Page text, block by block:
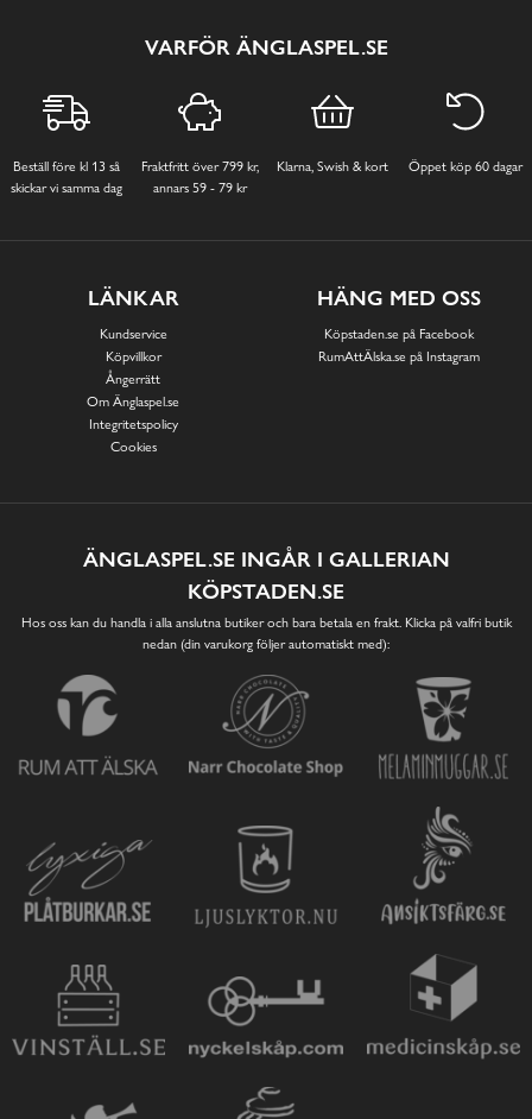
VARFÖR ÄNGLASPEL.SE
Beställ före kl 13 så
skickar vi samma dag
Fraktfritt över 799 kr,
annars 59 - 79 kr
Klarna, Swish & kort Öppet köp 60 dagar
LÄNKAR
Kundservice
Köpvillkor
Ångerrätt
Om Änglaspel.se
Integritetspolicy
Cookies
HÄNG MED OSS
Köpstaden.se på Facebook
RumAttÄlska.se på Instagram
ÄNGLASPEL.SE INGÅR I GALLERIAN
KÖPSTADEN.SE
Hos oss kan du handla i alla anslutna butiker och bara betala en frakt. Klicka på valfri butik
nedan (din varukorg följer automatiskt med):